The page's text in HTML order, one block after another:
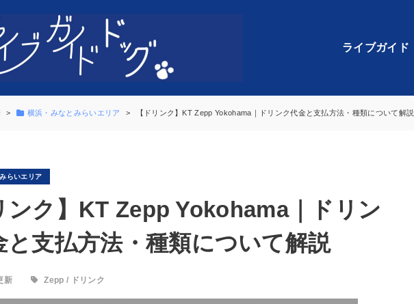
ライブガイド
横浜・みなとみらいエリア 【ドリンク】KT Zepp Yokohama｜ドリンク代金と支払方法・種類について解説
らいエリア
ンク】KT Zepp Yokohama｜ドリン
と支払方法・種類について解説
新 Zepp / ドリンク